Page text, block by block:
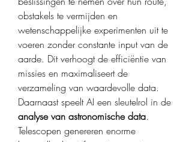
obstakels te vermijden en
wetenschappelijke experimenten uit te
voeren zonder constante input van de
aarde. Dit verhoogt de efficiëntie van
missies en maximaliseert de
verzameling van waardevolle data.
analyse van astronomische data.
Telescopen genereren enorme